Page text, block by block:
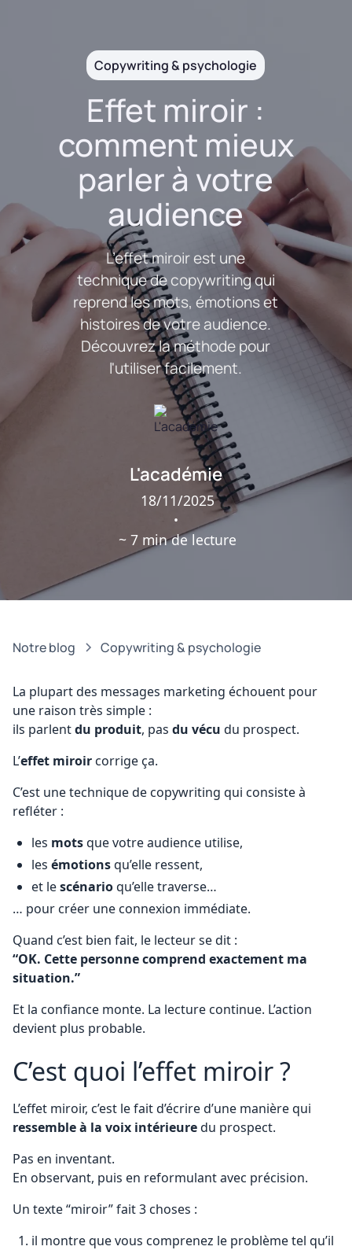
Copywriting & psychologie
Effet miroir :
comment mieux
parler à votre
audience
L’effet miroir est une
technique de copywriting qui
reprend les mots, émotions et
histoires de votre audience.
Découvrez la méthode pour
l'utiliser facilement.
L'académie
18/11/2025
•
~ 7 min de lecture
Notre blog Copywriting & psychologie
La plupart des messages marketing échouent pour
une raison très simple :
ils parlentdu produit, pas du vécu du prospect.
L’effet miroir corrige ça.
C’est une technique de copywriting qui consiste à
refléter :
les motsque votre audience utilise,
les émotionsqu’elle ressent,
et lescénarioqu’elle traverse…
… pour créer une connexion immédiate.
Quand c’est bien fait, le lecteur se dit :
“OK. Cette personne comprend exactement ma
situation.”
Et la confiance monte. La lecture continue. L’action
devient plus probable.
C’est quoi l’effet miroir ?
L’effet miroir, c’est le fait d’écrire d’une manière qui
ressemble à la voix intérieuredu prospect.
Pas en inventant.
En observant, puis en reformulant avec précision.
Un texte “miroir” fait 3 choses :
il montre que vous comprenez le problème tel qu’il